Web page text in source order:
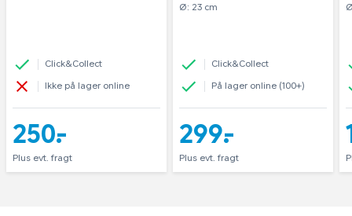
Click&Collect
Ikke på lager online
250,-
Plus evt. fragt
Ø: 23 cm
Click&Collect
På lager online (100+)
299,-
Plus evt. fragt